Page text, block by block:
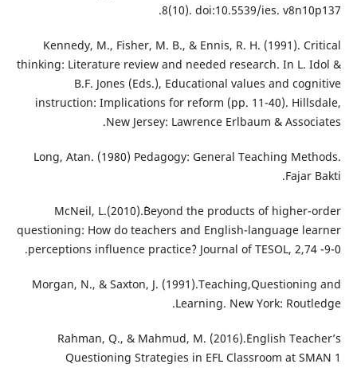
8(10). doi:10.5539/ies. v8n10p137.
Kennedy, M., Fisher, M. B., & Ennis, R. H. (1991). Critical
thinking: Literature review and needed research. In L. Idol &
B.F. Jones (Eds.), Educational values and cognitive
instruction: Implications for reform (pp. 11-40). Hillsdale,
New Jersey: Lawrence Erlbaum & Associates.
Long, Atan. (1980) Pedagogy: General Teaching Methods.
Fajar Bakti.
McNeil, L.(2010).`Beyond the products of higher-order
questioning: How do teachers and English-language learner
perceptions influence practice`? Journal of TESOL, 2,74 -9-0.
Morgan, N., & Saxton, J. (1991).Teaching,Questioning and
Learning. New York: Routledge.
Rahman, Q., & Mahmud, M. (2016).`English Teacher’s
Questioning Strategies in EFL Classroom at SMAN 1